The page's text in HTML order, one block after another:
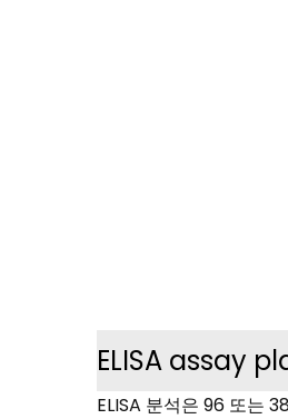
ELISA assay
ELISA 분석은 96 또는